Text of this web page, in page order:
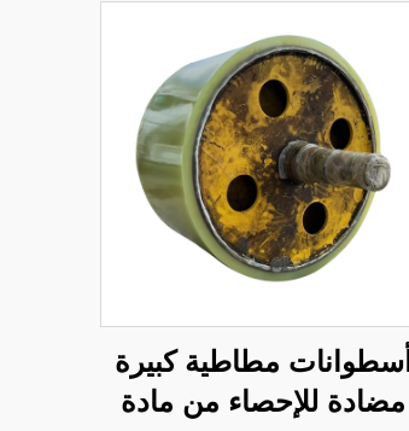
أسطوانات مطاطية كبيرة
مضادة للإحصاء من مادة